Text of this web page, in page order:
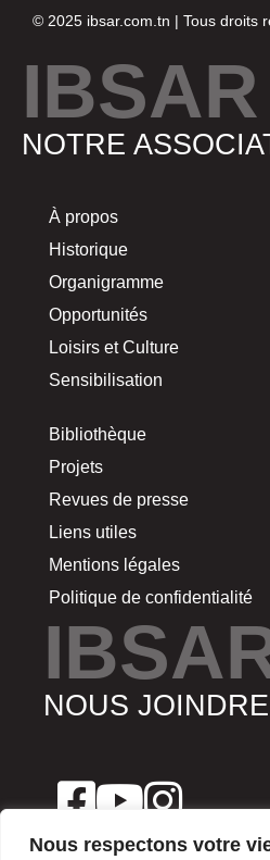
Nous respectons votre
© 2025 ibsar.com.tn | Tous droits
IBSAR
NOTRE
À propos
Historique
Organigramme
Opportunités
Loisirs et Culture
Sensibilisation
Bibliothèque
Projets
Revues de presse
Liens utiles
Mentions légales
Politique de confidentialité
NOUS JOINDRE